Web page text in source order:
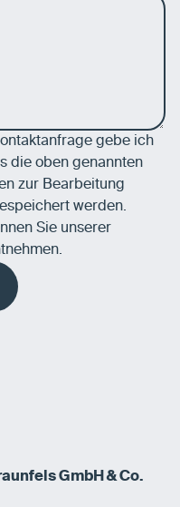
gebe ich
die oben genannten
zur Bearbeitung
werden.
Sie unserer
GmbH & Co.